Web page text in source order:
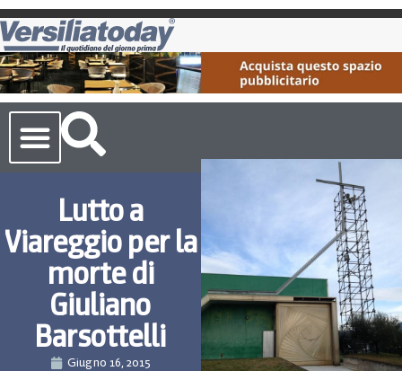
Lutto a
Viareggio per la
morte di
Giuliano
Barsottelli
Giugno 16, 2015